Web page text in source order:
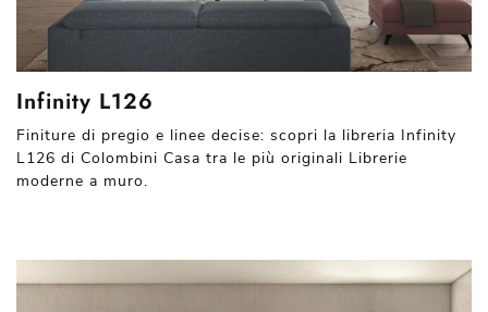
Infinity L126
Finiture di pregio e linee decise: scopri la libreria Infinity
L126 di Colombini Casa tra le più originali Librerie
moderne a muro.